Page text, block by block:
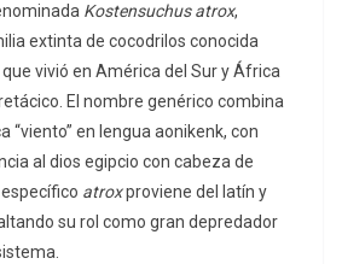
Kostensuchus atrox,
extinta de cocodrilos conocida
que vivió en América del Sur y África
El nombre genérico combina
“viento” en lengua aonikenk, con
al dios egipcio con cabeza de
atroxproviene del latín y
su rol como gran depredador